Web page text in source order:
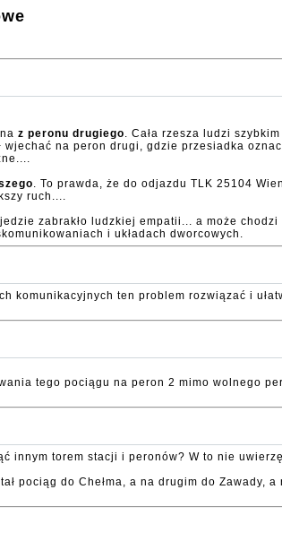
z peronu drugiego. Cała rzesza ludzi
na peron drugi, gdzie przesiadka
. To prawda, że do odjazdu TLK 25104
ruch....
zabrakło ludzkiej empatii... a może
i układach dworcowych.
komunikacyjnych ten problem rozwiązać i
tego pociągu na peron 2 mimo wolnego
innym torem stacji i peronów? W to nie
pociąg do Chełma, a na drugim do Zawady,